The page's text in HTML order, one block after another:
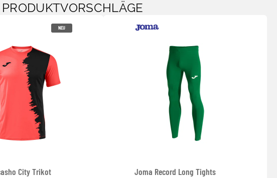
NEU
City Trikot Joma Record Long Tights